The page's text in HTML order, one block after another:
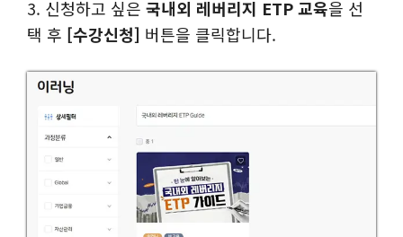
3. 신청하고 싶은 국내외 레버리지 ETP 교육을 선
택 후 [수강신청] 버튼을 클릭합니다.